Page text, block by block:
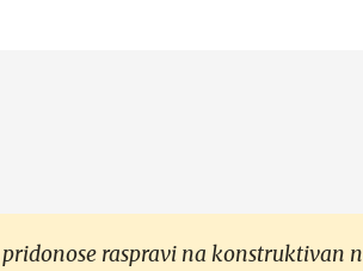
raspravi na konstruktivan